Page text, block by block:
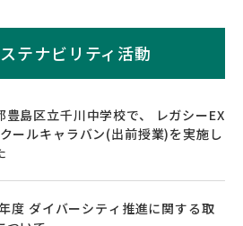
テナビリティ活動
豊島区立千川中学校で、 レガシーEX
ールキャラバン(出前授業)を実施し
度 ダイバーシティ推進に関する取